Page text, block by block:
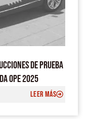
DE PRUEBA
OPE 2025
LEER MÁS